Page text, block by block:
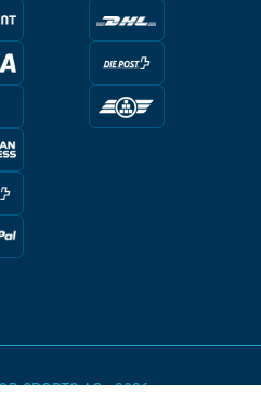
SPORTS AG - 2026